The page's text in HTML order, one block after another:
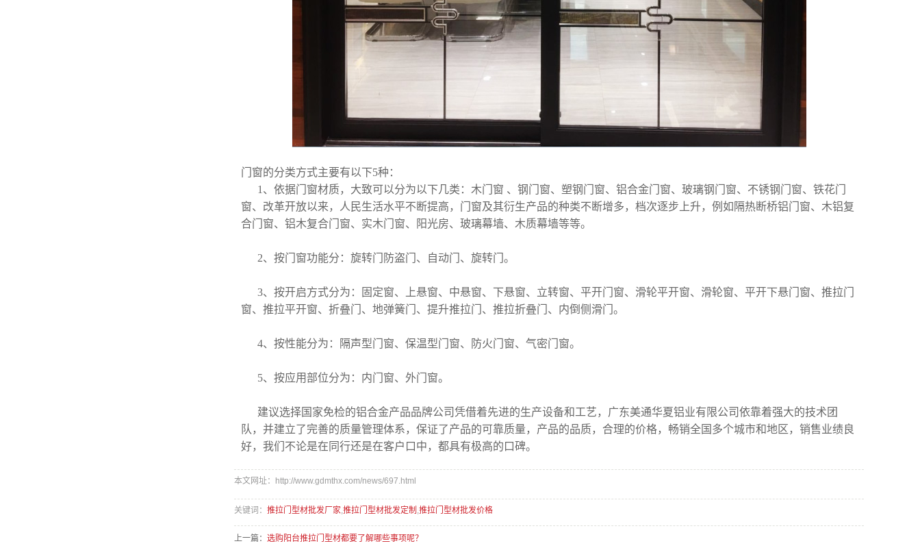
门窗的分类方式主要有以下5种：
1、依据门窗材质，大致可以分为以下几类：木门窗 、钢门窗、塑钢门窗、铝合金门窗、玻璃钢门窗、不锈钢门窗、铁花门
窗、改革开放以来，人民生活水平不断提高，门窗及其衍生产品的种类不断增多，档次逐步上升，例如隔热断桥铝门窗、木铝复
合门窗、铝木复合门窗、实木门窗、阳光房、玻璃幕墙、木质幕墙等等。
2、按门窗功能分：旋转门防盗门、自动门、旋转门。
3、按开启方式分为：固定窗、上悬窗、中悬窗、下悬窗、立转窗、平开门窗、滑轮平开窗、滑轮窗、平开下悬门窗、推拉门
窗、推拉平开窗、折叠门、地弹簧门、提升推拉门、推拉折叠门、内倒侧滑门。
4、按性能分为：隔声型门窗、保温型门窗、防火门窗、气密门窗。
5、按应用部位分为：内门窗、外门窗。
建议选择国家免检的铝合金产品品牌公司凭借着先进的生产设备和工艺，广东美通华夏铝业有限公司依靠着强大的技术团
队，并建立了完善的质量管理体系，保证了产品的可靠质量，产品的品质，合理的价格，畅销全国多个城市和地区，销售业绩良
好，我们不论是在同行还是在客户口中，都具有极高的口碑。
本文网址：http://www.gdmthx.com/news/697.html
关键词： 推拉门型材批发厂家,推拉门型材批发定制 ,推拉门型材批发价格
上一篇： 选购阳台推拉门型材都要了解哪些事项呢？